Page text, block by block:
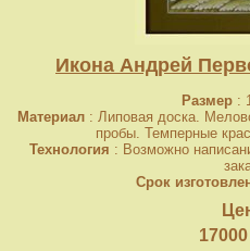
Икона Андрей
Размер:
Материал : Липовая доска.
пробы. Темперные
Технология : Возможно
Срок